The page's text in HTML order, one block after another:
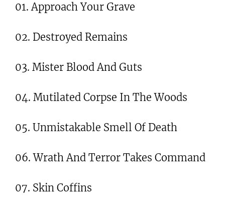
01. Approach Your Grave
02. Destroyed Remains
03. Mister Blood And Guts
04. Mutilated Corpse In The Woods
05. Unmistakable Smell Of Death
06. Wrath And Terror Takes Command
07. Skin Coffins